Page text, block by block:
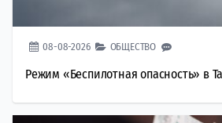
08-08-2026 ОБЩЕСТВО
Режим «Беспилотная опасность» в